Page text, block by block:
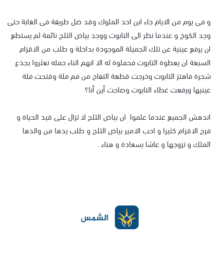
و فى يوم من الايام جاء ابن احد الملوك وقد ضل طريقة فى الغابة حتى
وجد الكوخ و عندما نظر الى التابوت ووجد بياض الثلج نائمة لم يستطع
ان يرفع عينية عن تلك الجميلة الموجودة بداخلة و طلب من الاقزام
السبعة ان يعطوة التابوت فحملوة له الا انهم اثناء حمله تعثروا بجذع
شجرة فاهتز التابوت وخرجت قطعة التفاح من فم فلة وقتحت فلة
عينيها ورفعت غطاء التابوت وصاحت أين أنا؟
اندهش الجميع عندما علموا ان بياض الثلج لا تزال على قيد الحياة و
فرح الاقزام كثيرا و احب الامير بياض الثلج و طلب يدها من والدها
الملك و تزوجها و عاشا بسعادة و هناء .